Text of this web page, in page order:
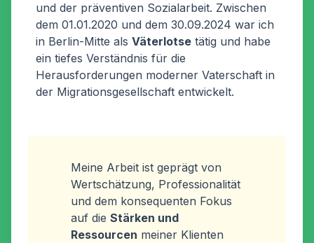
und der präventiven Sozialarbeit. Zwischen
dem 01.01.2020 und dem 30.09.2024 war ich
in Berlin-Mitte als Väterlotsetätig und habe
ein tiefes Verständnis für die
Herausforderungen moderner Vaterschaft in
der Migrationsgesellschaft entwickelt.
Meine Arbeit ist geprägt von
Wertschätzung, Professionalität
und dem konsequenten Fokus
auf dieStärken und
Ressourcen meiner Klienten